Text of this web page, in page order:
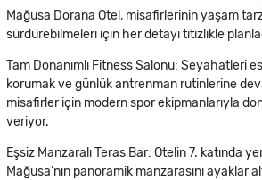
Mağusa Dorana Otel, misafirlerinin yaşam
sürdürebilmeleri için her detayı titizlikle
Tam Donanımlı Fitness Salonu: Seyahatleri
korumak ve günlük antrenman rutinlerine
misafirler için modern spor ekipmanlarıyla
veriyor.
Eşsiz Manzaralı Teras Bar: Otelin 7. katında
Mağusa’nın panoramik manzarasını ayaklar